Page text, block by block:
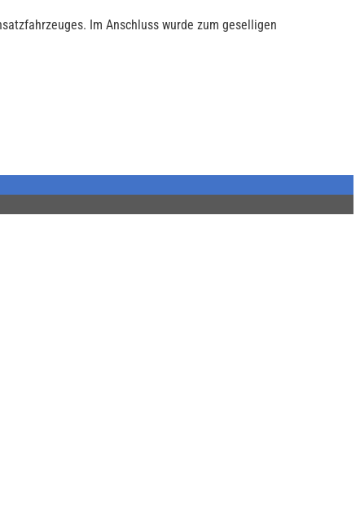
Im Anschluss wurde zum geselligen